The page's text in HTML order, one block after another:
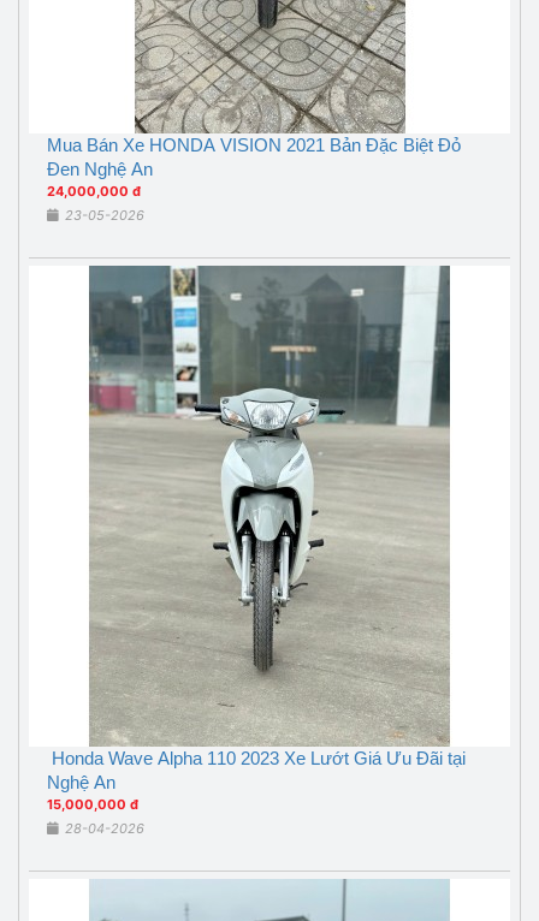
Mua Bán Xe HONDA VISION 2021 Bản Đặc Biệt Đỏ
Đen Nghệ An
24,000,000 đ
23-05-2026
Honda Wave Alpha 110 2023 Xe Lướt Giá Ưu Đãi tại
Nghệ An
15,000,000 đ
28-04-2026